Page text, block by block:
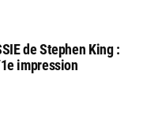
de Stephen King :
impression